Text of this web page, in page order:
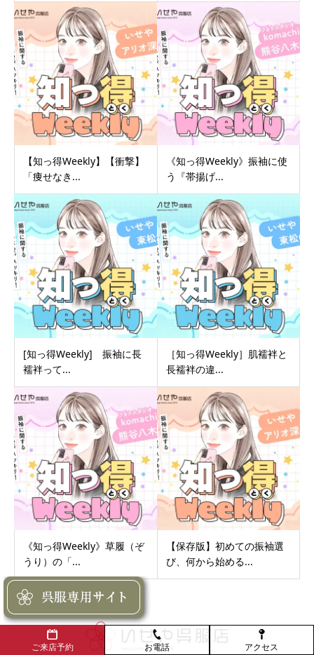
【知っ得Weekly】【衝撃】
「痩せなき...
《知っ得Weekly》振袖に使
う『帯揚げ...
[知っ得Weekly] 振袖に長
襦袢って...
［知っ得Weekly］肌襦袢と
長襦袢の違...
《知っ得Weekly》草履（ぞ
うり）の「...
【保存版】初めての振袖選
び、何から始める...
ご来店予約 お電話 アクセス